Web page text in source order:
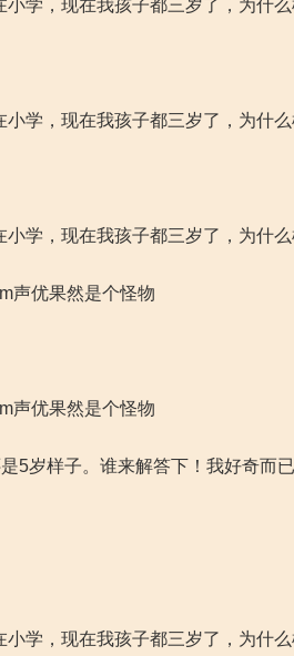
学，现在我孩子都三岁了，为什
学，现在我孩子都三岁了，为什
学，现在我孩子都三岁了，为什
声优果然是个怪物
声优果然是个怪物
5岁样子。谁来解答下！我好奇而已
学，现在我孩子都三岁了，为什